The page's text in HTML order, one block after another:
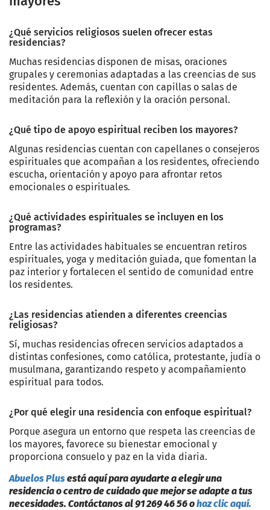
¿Qué servicios religiosos suelen ofrecer estas
residencias?
Muchas residencias disponen de misas, oraciones
grupales y ceremonias adaptadas a las creencias de sus
residentes. Además, cuentan con capillas o salas de
meditación para la reflexión y la oración personal.
¿Qué tipo de apoyo espiritual reciben los mayores?
Algunas residencias cuentan con capellanes o consejeros
espirituales que acompañan a los residentes, ofreciendo
escucha, orientación y apoyo para afrontar retos
emocionales o espirituales.
¿Qué actividades espirituales se incluyen en los
programas?
Entre las actividades habituales se encuentran retiros
espirituales, yoga y meditación guiada, que fomentan la
paz interior y fortalecen el sentido de comunidad entre
los residentes.
¿Las residencias atienden a diferentes creencias
religiosas?
Sí, muchas residencias ofrecen servicios adaptados a
distintas confesiones, como católica, protestante, judía o
musulmana, garantizando respeto y acompañamiento
espiritual para todos.
¿Por qué elegir una residencia con enfoque espiritual?
Porque asegura un entorno que respeta las creencias de
los mayores, favorece su bienestar emocional y
proporciona consuelo y paz en la vida diaria.
Abuelos Plusestá aquí para ayudarte a elegir una
residencia o centro de cuidado que mejor se adapte a tus
necesidades. Contáctanos al 91 269 46 56 ohaz clic aquí.